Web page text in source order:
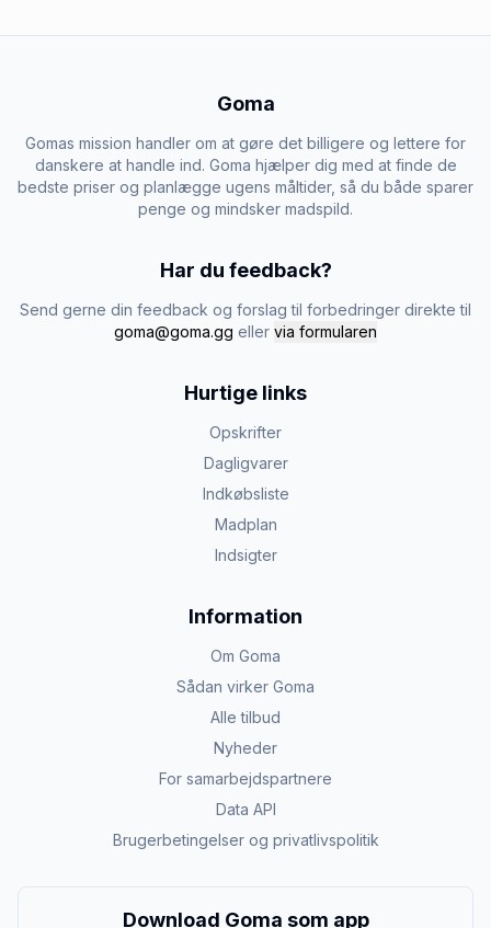
Goma
Gomas mission handler om at gøre det billigere og lettere for
danskere at handle ind. Goma hjælper dig med at finde de
bedste priser og planlægge ugens måltider, så du både sparer
penge og mindsker madspild.
Har du feedback?
Send gerne din feedback og forslag til forbedringer direkte til
goma@goma.gg eller via formularen
Hurtige links
Opskrifter
Dagligvarer
Indkøbsliste
Madplan
Indsigter
Information
Om Goma
Sådan virker Goma
Alle tilbud
Nyheder
For samarbejdspartnere
Data API
Brugerbetingelser og privatlivspolitik
Download Goma som app